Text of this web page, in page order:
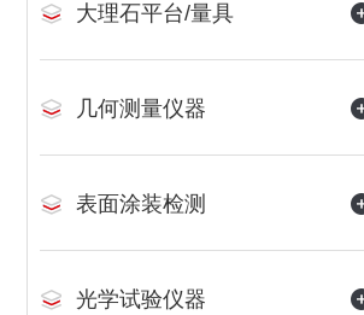
大理石平台/量具
几何测量仪器
表面涂装检测
光学试验仪器